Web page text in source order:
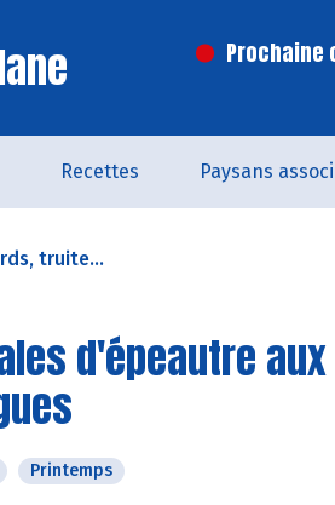
Prochaine
Recettes Paysans
truite...
d'épeautre
Printemps